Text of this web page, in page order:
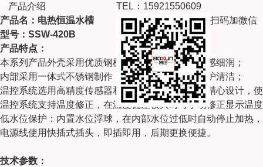
产品介绍
产品名： 电热恒温水槽
型号： SSW-420B
产品特点：
本系列产品外壳采用优质钢板制成，表面喷塑，手感细润；
内部采用一体式不锈钢制作，保温效果好，方便维护清洁；
温控系统选用高精度传感器和集成元件，电路经过精心设计，
温控系统支持温度修正，在温度偏差较大时可手动修正显示温
低水位保护：内置水位浮球，在内部水位过低时自动停止加热
电源线使用快插式插头，即插即用，后期更换便捷。
技术参数：
TEL：15921550609
扫码加微信